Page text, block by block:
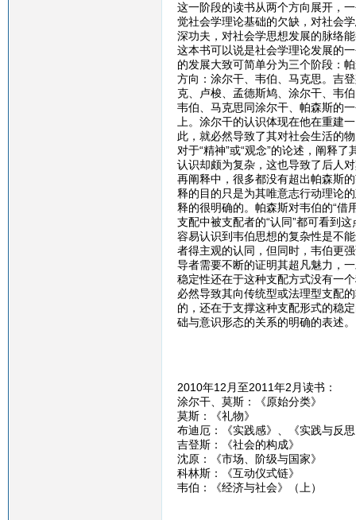
这一阶段的读书从两个方向展开，
觉社会学理论基础的欠缺，对社会
深功夫，对社会学思想发展的脉络
这本书可以说是社会学理论发展的
的发展大致可简单分为三个阶段：
方向：涂尔干、韦伯、马克思。吉
克、卢梭、孟德斯鸠、涂尔干、韦
韦伯、马克思同涂尔干、帕森斯的一
上。涂尔干的认识体现在他在重建
此，就必然导致了其对社会生活的
对于“精神”或“观念”的论述，阐释
认识却颇为复杂，这也导致了后人
再阐释中，很多都没有超出帕森斯
释的目的只是为其唯意志行动理论
释的很明确的。帕森斯对韦伯的“借
支配中被支配者的“认同”都可看到
容易认识到韦伯思想的复杂性是不
者得主观的认同，但同时，韦伯更
导者需要不断的证明其超凡魅力，
稳定性还在于这种支配方式没有一
必然导致其向传统型或法理型支配
的，还在于支撑这种支配形式的稳
础与意识形态的关系的明确的表述。
2010年12月至2011年2月读书：
涂尔干、莫斯：《原始分类》
莫斯：《礼物》
布迪厄：《实践感》、《实践与反
吉登斯：《社会的构成》
沈原：《市场、阶级与国家》
科林斯：《互动仪式链》
韦伯：《经济与社会》（上）